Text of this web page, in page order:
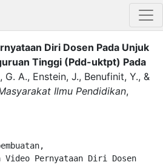
Diri Dosen Pada Unjuk
Tinggi (Pdd-uktpt) Pada
G. A., Enstein, J., Benufinit, Y., &
Ilmu Pendidikan,